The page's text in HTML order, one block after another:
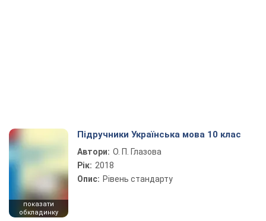
показати
обкладинку
Підручники Українська мова 10 клас
Автори: О. П. Глазова
Рік: 2018
Опис: Рівень стандарту